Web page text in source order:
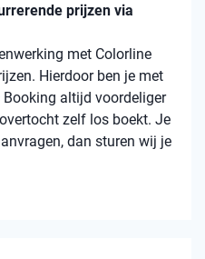
prijzen via
met Colorline
Hierdoor ben je met
altijd voordeliger
zelf los boekt. Je
dan sturen wij je